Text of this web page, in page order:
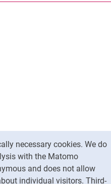
necessary cookies. We do
with the Matomo
and does not allow
individual visitors. Third-